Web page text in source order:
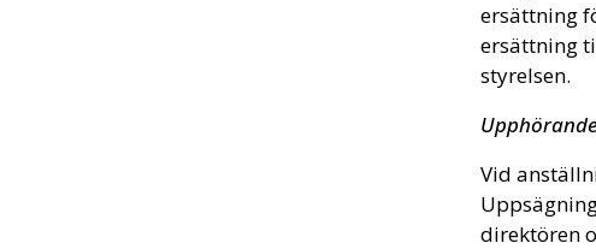
ersättning
ersättning
styrelsen.
Vid
direktören